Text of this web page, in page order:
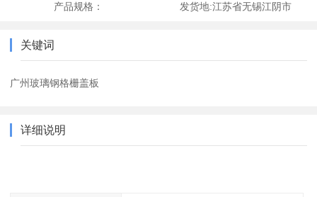
产品规格： 发货地:江苏省无锡江阴市
关键词
广州玻璃钢格栅盖板
详细说明